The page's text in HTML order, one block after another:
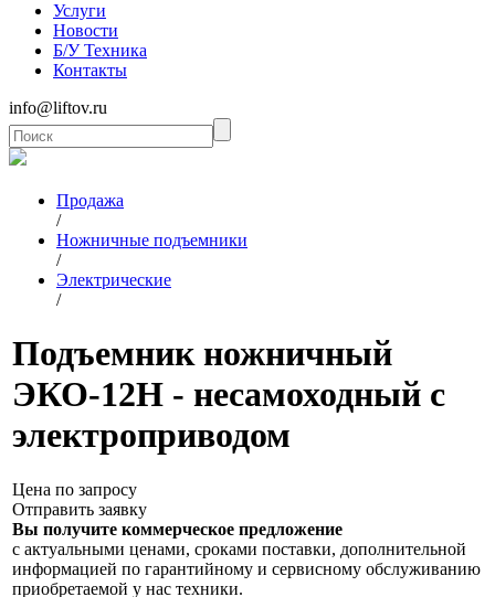
Услуги
Новости
Б/У Техника
Контакты
info@liftov.ru
Продажа
/
Ножничные подъемники
/
Электрические
/
Подъемник ножничный
ЭКО-12Н - несамоходный с
электроприводом
Цена по запросу
Отправить заявку
Вы получите коммерческое предложение
с актуальными ценами, сроками поставки, дополнительной
информацией по гарантийному и сервисному обслуживанию
приобретаемой у нас техники.